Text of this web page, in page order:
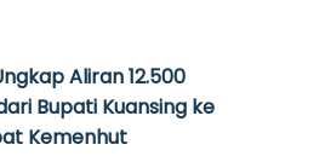
Aliran 12.500
Bupati Kuansing ke
Kemenhut